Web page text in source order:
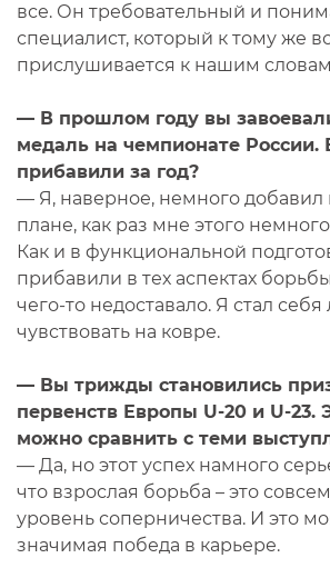
все. Он требовательный и
специалист, который к тому же
прислушивается к нашим
— В прошлом году вы
медаль на чемпионате России.
прибавили за год?
— Я, наверное, немного добавил
плане, как раз мне этого
Как и в функциональной
прибавили в тех аспектах
чего-то недоставало. Я стал
чувствовать на ковре.
— Вы трижды становились
первенств Европы U-20 и U-23.
можно сравнить с теми
— Да, но этот успех намного
что взрослая борьба – это
уровень соперничества. И это
значимая победа в карьере.